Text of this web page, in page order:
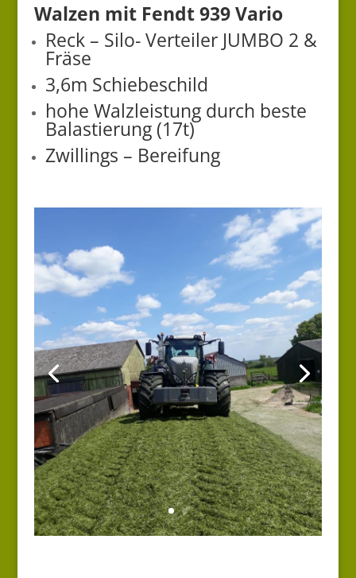
Walzen mit Fendt 939 Vario
Reck – Silo- Verteiler JUMBO 2 &
Fräse
3,6m Schiebeschild
hohe Walzleistung durch beste
Balastierung (17t)
Zwillings – Bereifung